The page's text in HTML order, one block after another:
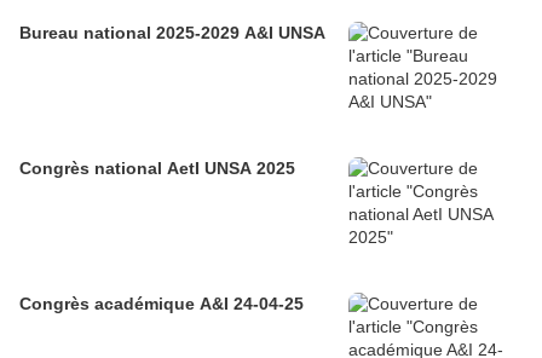
Bureau national 2025-2029 A&I UNSA
Congrès national AetI UNSA 2025
Congrès académique A&I 24-04-25